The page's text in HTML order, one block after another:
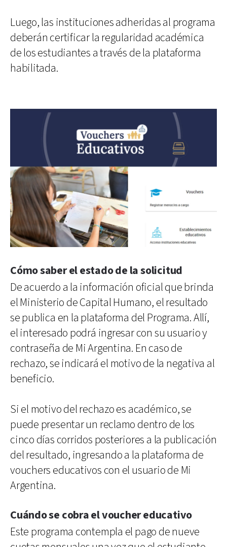
Luego, las instituciones adheridas al programa
deberán certificar la regularidad académica
de los estudiantes a través de la plataforma
habilitada.
Cómo saber el estado de la solicitud
De acuerdo a la información oficial que brinda
el Ministerio de Capital Humano, el resultado
se publica en la plataforma del Programa. Allí,
el interesado podrá ingresar con su usuario y
contraseña de Mi Argentina. En caso de
rechazo, se indicará el motivo de la negativa al
beneficio.
Si el motivo del rechazo es académico, se
puede presentar un reclamo dentro de los
cinco días corridos posteriores a la publicación
del resultado, ingresando a la plataforma de
vouchers educativos con el usuario de Mi
Argentina.
Cuándo se cobra el voucher educativo
Este programa contempla el pago de nueve